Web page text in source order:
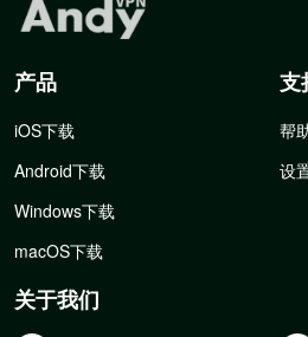
产品
iOS下载
Android下载
Windows下载
macOS下载
支
帮
设
关于我们